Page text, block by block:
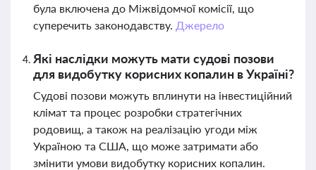
була включена до Міжвідомчої комісії, що
суперечить законодавству. Джерело
Які наслідки можуть мати судові позови
для видобутку корисних копалин в Україні?
Судові позови можуть вплинути на інвестиційний
клімат та процес розробки стратегічних
родовищ, а також на реалізацію угоди між
Україною та США, що може затримати або
змінити умови видобутку корисних копалин.